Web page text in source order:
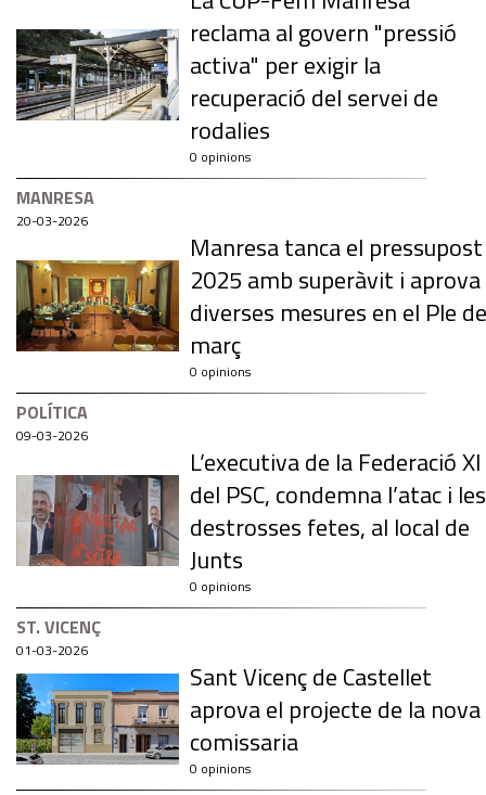
reclama al govern "pressió
activa" per exigir la
recuperació del servei de
rodalies
0 opinions
MANRESA
20-03-2026
Manresa tanca el pressupost
2025 amb superàvit i aprova
diverses mesures en el Ple de
març
0 opinions
POLÍTICA
09-03-2026
L’executiva de la Federació XI
del PSC, condemna l’atac i les
destrosses fetes, al local de
Junts
0 opinions
ST. VICENÇ
01-03-2026
Sant Vicenç de Castellet
aprova el projecte de la nova
comissaria
0 opinions